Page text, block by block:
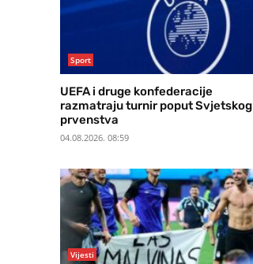
Sport
UEFA i druge konfederacije
razmatraju turnir poput Svjetskog
prvenstva
04.08.2026. 08:59
Vijesti